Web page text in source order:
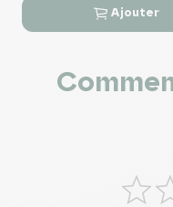
 
Ajouter